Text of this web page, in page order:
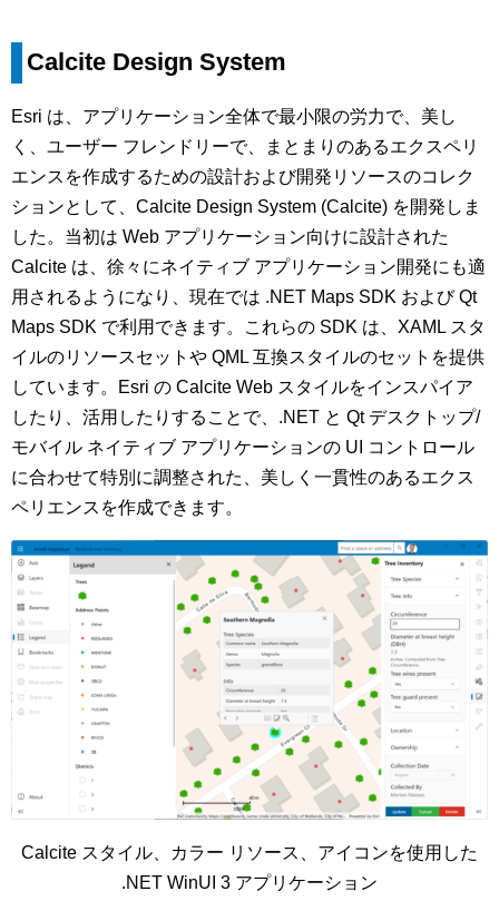
Calcite Design System
Esri は、アプリケーション全体で最小限の労力で、美し
く、ユーザー フレンドリーで、まとまりのあるエクスペリ
エンスを作成するための設計および開発リソースのコレク
ションとして、Calcite Design System (Calcite) を開発しま
した。当初は Web アプリケーション向けに設計された
Calcite は、徐々にネイティブ アプリケーション開発にも適
用されるようになり、現在では .NET Maps SDK および Qt
Maps SDK で利用できます。これらの SDK は、XAML スタ
イルのリソースセットや QML 互換スタイルのセットを提供
しています。Esri の Calcite Web スタイルをインスパイア
したり、活用したりすることで、.NET と Qt デスクトップ/
モバイル ネイティブ アプリケーションの UI コントロール
に合わせて特別に調整された、美しく一貫性のあるエクス
ペリエンスを作成できます。
Calcite スタイル、カラー リソース、アイコンを使用した
.NET WinUI 3 アプリケーション